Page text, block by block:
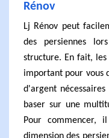
Rénov
Lj Rénov peut
des persiennes
structure. En fait,
important pour vous
d'argent
baser sur une
Pour